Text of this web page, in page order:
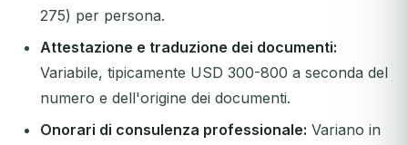
275) per persona.
Attestazione e traduzione dei documenti:
Variabile, tipicamente USD 300-800 a seconda del
numero e dell'origine dei documenti.
Onorari di consulenza professionale: Variano in